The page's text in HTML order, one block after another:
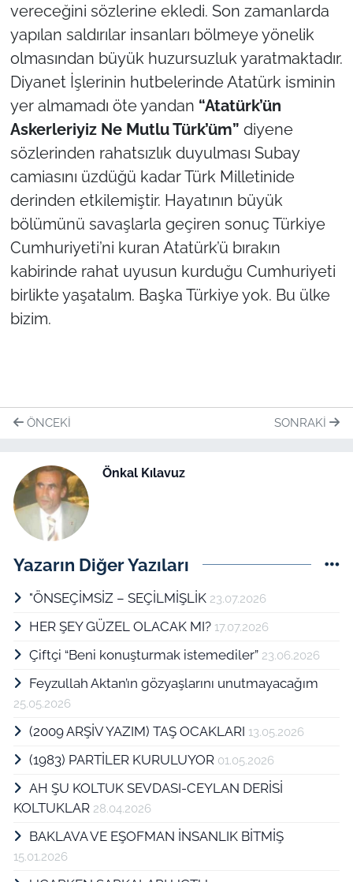
vereceğini sözlerine ekledi. Son zamanlarda
yapılan saldırılar insanları bölmeye yönelik
olmasından büyük huzursuzluk yaratmaktadır.
Diyanet İşlerinin hutbelerinde Atatürk isminin
yer almamadı öte yandan “Atatürk’ün
Askerleriyiz Ne Mutlu Türk’üm” diyene
sözlerinden rahatsızlık duyulması Subay
camiasını üzdüğü kadar Türk Milletinide
derinden etkilemiştir. Hayatının büyük
bölümünü savaşlarla geçiren sonuç Türkiye
Cumhuriyeti’ni kuran Atatürk’ü bırakın
kabirinde rahat uyusun kurduğu Cumhuriyeti
birlikte yaşatalım. Başka Türkiye yok. Bu ülke
bizim.
ÖNCEKI SONRAKI
Önkal Kılavuz
Yazarın Diğer Yazıları
"ÖNSEÇİMSİZ – SEÇİLMİŞLİK 23.07.2026
HER ŞEY GÜZEL OLACAK MI? 17.07.2026
Çiftçi “Beni konuşturmak istemediler” 23.06.2026
Feyzullah Aktan’ın gözyaşlarını unutmayacağım
25.05.2026
(2009 ARŞİV YAZIM) TAŞ OCAKLARI 13.05.2026
(1983) PARTİLER KURULUYOR 01.05.2026
AH ŞU KOLTUK SEVDASI-CEYLAN DERİSİ
KOLTUKLAR 28.04.2026
BAKLAVA VE EŞOFMAN İNSANLIK BİTMİŞ
15.01.2026
Politika
Flaş Haber
Dış Haberler
Magazin
İş Dünyası
Bilim Teknoloji
English News
Canlı Maç
Gündem-Eğitim